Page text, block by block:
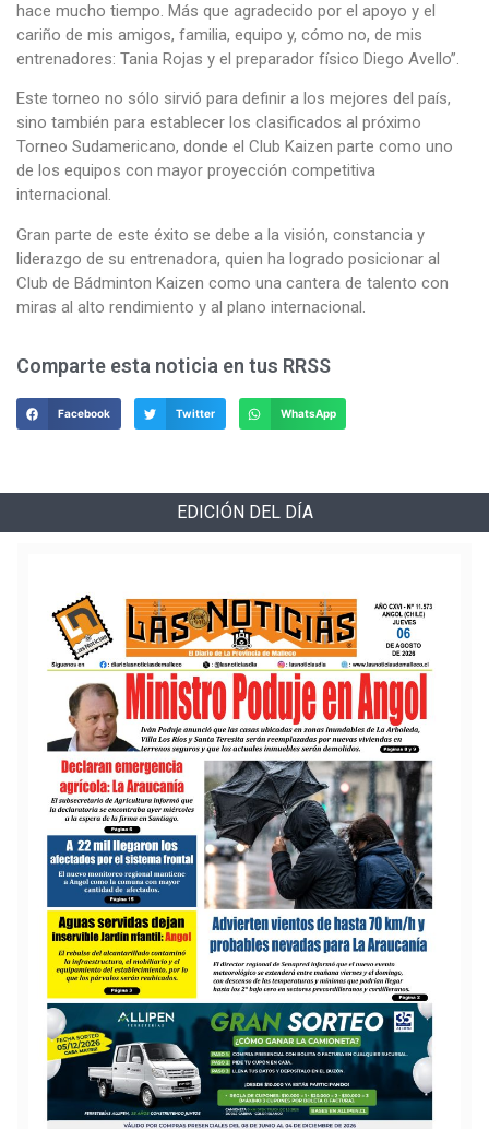
hace mucho tiempo. Más que agradecido por el apoyo y el
cariño de mis amigos, familia, equipo y, cómo no, de mis
entrenadores: Tania Rojas y el preparador físico Diego Avello”.
Este torneo no sólo sirvió para definir a los mejores del país,
sino también para establecer los clasificados al próximo
Torneo Sudamericano, donde el Club Kaizen parte como uno
de los equipos con mayor proyección competitiva
internacional.
Gran parte de este éxito se debe a la visión, constancia y
liderazgo de su entrenadora, quien ha logrado posicionar al
Club de Bádminton Kaizen como una cantera de talento con
miras al alto rendimiento y al plano internacional.
Comparte esta noticia en tus RRSS
Facebook Twitter WhatsApp
EDICIÓN DEL DÍA